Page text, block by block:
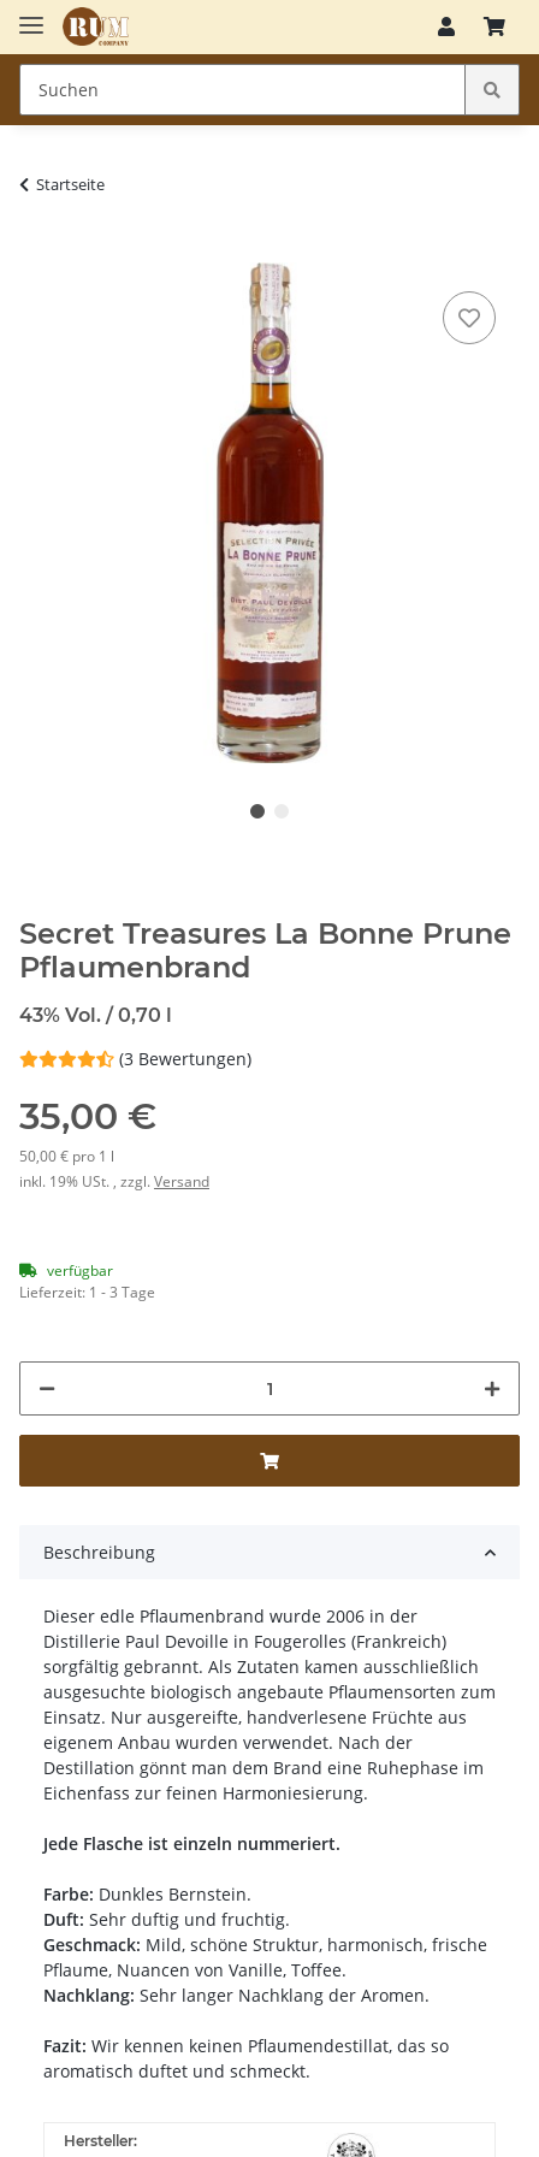
Startseite
Secret Treasures La Bonne Prune
Pflaumenbrand
43% Vol. / 0,70 l
(3 Bewertungen)
35,00 €
50,00 € pro 1 l
inkl. 19% USt. , zzgl.Versand
verfügbar
Lieferzeit: 1 - 3 Tage
Beschreibung
Dieser edle Pflaumenbrand wurde 2006 in der
Distillerie Paul Devoille in Fougerolles (Frankreich)
sorgfältig gebrannt. Als Zutaten kamen ausschließlich
ausgesuchte biologisch angebaute Pflaumensorten zum
Einsatz. Nur ausgereifte, handverlesene Früchte aus
eigenem Anbau wurden verwendet. Nach der
Destillation gönnt man dem Brand eine Ruhephase im
Eichenfass zur feinen Harmoniesierung.
Jede Flasche ist einzeln nummeriert.
Farbe: Dunkles Bernstein.
Duft: Sehr duftig und fruchtig.
Geschmack: Mild, schöne Struktur, harmonisch, frische
Pflaume, Nuancen von Vanille, Toffee.
Nachklang: Sehr langer Nachklang der Aromen.
Fazit: Wir kennen keinen Pflaumendestillat, das so
aromatisch duftet und schmeckt.
Hersteller: